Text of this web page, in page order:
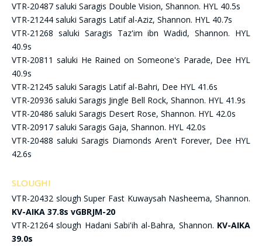
VTR-20487 saluki Saragis Double Vision, Shannon. HYL 40.5s
VTR-21244 saluki Saragis Latif al-Aziz, Shannon. HYL 40.7s
VTR-21268 saluki Saragis Taz'im ibn Wadid, Shannon. HYL
40.9s
VTR-20811 saluki He Rained on Someone's Parade, Dee HYL
40.9s
VTR-21245 saluki Saragis Latif al-Bahri, Dee HYL 41.6s
VTR-20936 saluki Saragis Jingle Bell Rock, Shannon. HYL 41.9s
VTR-20486 saluki Saragis Desert Rose, Shannon. HYL 42.0s
VTR-20917 saluki Saragis Gaja, Shannon. HYL 42.0s
VTR-20488 saluki Saragis Diamonds Aren't Forever, Dee HYL
42.6s
SLOUGHI
VTR-20432 slough Super Fast Kuwaysah Nasheema, Shannon.
KV-AIKA 37.8s vGBRJM-20
VTR-21264 slough Hadani Sabi'ih al-Bahra, Shannon. KV-AIKA
39.0s